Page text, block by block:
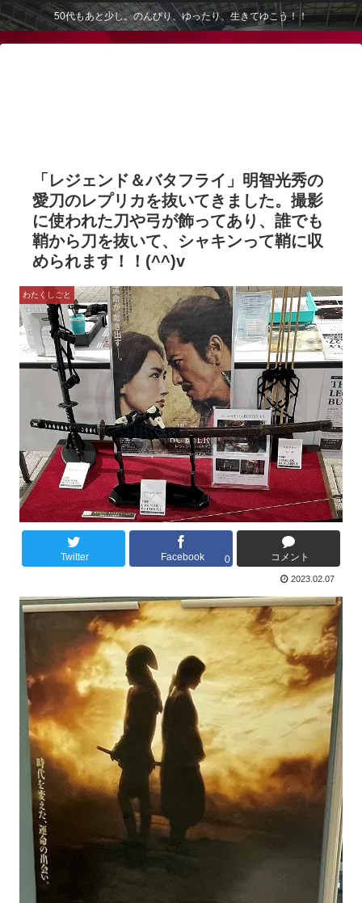
50代もあと少し。のんびり、ゆったり、生きてゆこう！！
「レジェンド＆バタフライ」明智光秀の
愛刀のレプリカを抜いてきました。撮影
に使われた刀や弓が飾ってあり、誰でも
鞘から刀を抜いて、シャキンって鞘に収
められます！！(^^)v
わたくしごと
Twitter Facebook 0 コメント
2023.02.07